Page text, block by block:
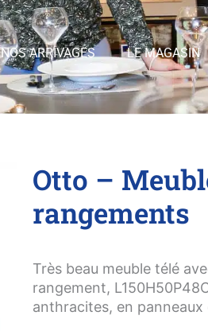
NOS ARRIVAGES LE MAGASIN
Otto –
rangements
Très beau meuble télé
rangement,
anthracites, en